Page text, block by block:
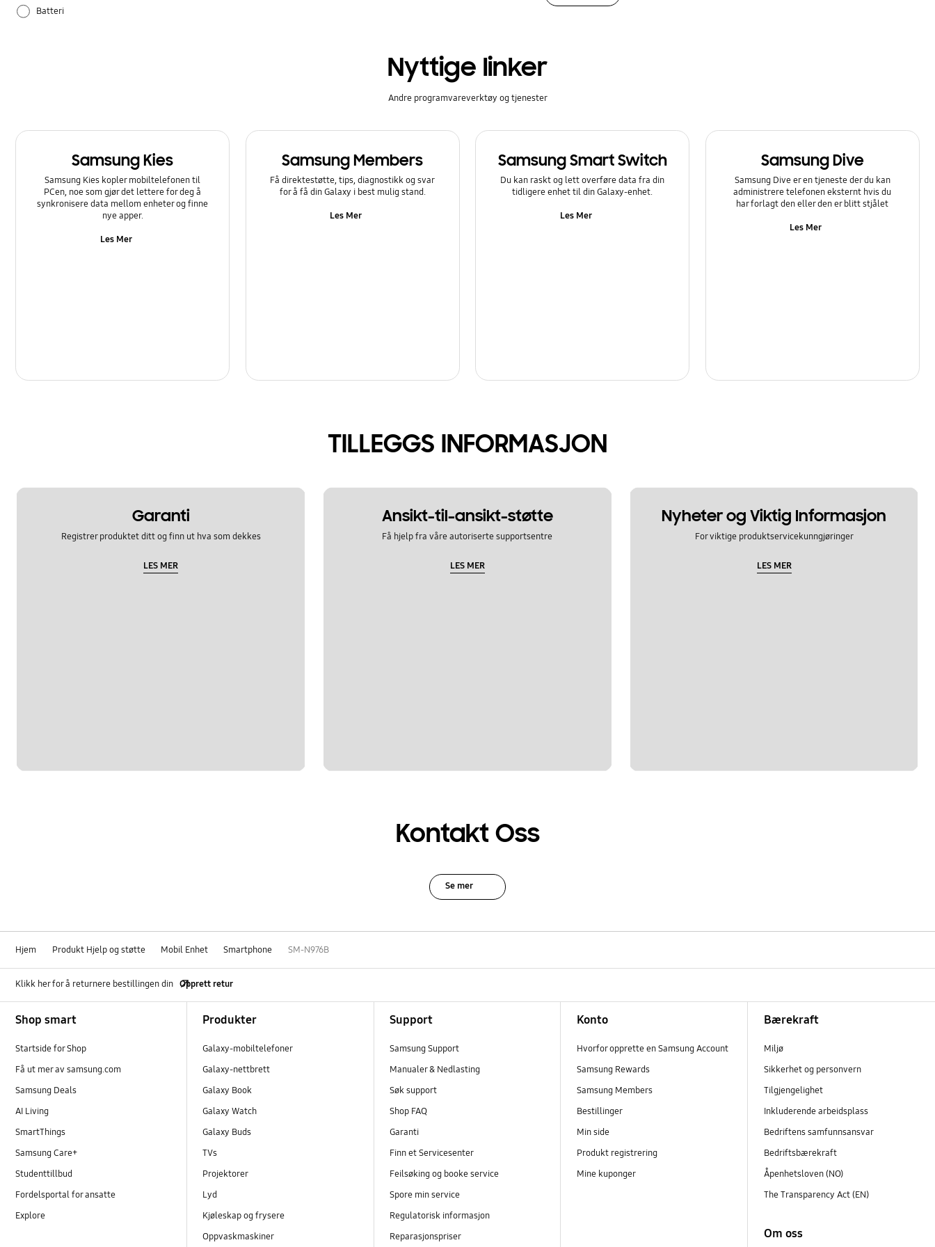
Batteri
Kamera
Kies/Smart Switch PC
Lyd
Programvareoppgradering
Nyttige linker
Andre programvareverktøy og tjenester
Samsung Kies
Samsung Kies kopler mobiltelefonen til
PCen, noe som gjør det lettere for deg å
synkronisere data mellom enheter og finne
nye apper.
Les Mer
Samsung Members
Få direktestøtte, tips, diagnostikk og svar
for å få din Galaxy i best mulig stand.
Les Mer
Samsung Smart Switch
Du kan raskt og lett overføre data fra din
tidligere enhet til din Galaxy-enhet.
Les Mer
Samsung Dive
Samsung Dive er en tjeneste der du kan
administrere telefonen eksternt hvis du
har forlagt den eller den er blitt stjålet
Les Mer
TILLEGGS INFORMASJON
Garanti
Registrer produktet ditt og finn ut hva som dekkes
LES MER
Ansikt-til-ansikt-støtte
Få hjelp fra våre autoriserte supportsentre
LES MER
Nyheter og Viktig Informasjon
For viktige produktservicekunngjøringer
LES MER
Kontakt Oss
Se mer
Hjem Produkt Hjelp og støtte Mobil Enhet Smartphone SM-N976B
Klikk her for å returnere bestillingen din Opprett retur
Shop smart
Startside for Shop
Få ut mer av samsung.com
Samsung Deals
AI Living
SmartThings
Samsung Care+
Studenttillbud
Fordelsportal for ansatte
Explore
Produkter
Galaxy-mobiltelefoner
Galaxy-nettbrett
Galaxy Book
Galaxy Watch
Galaxy Buds
TVs
Projektorer
Lyd
Kjøleskap og frysere
Oppvaskmaskiner
Support
Samsung Support
Manualer & Nedlasting
Søk support
Shop FAQ
Garanti
Finn et Servicesenter
Feilsøking og booke service
Spore min service
Regulatorisk informasjon
Reparasjonspriser
Konto
Hvorfor opprette en Samsung Account
Samsung Rewards
Samsung Members
Bestillinger
Min side
Produkt registrering
Mine kuponger
Bærekraft
Miljø
Sikkerhet og personvern
Tilgjengelighet
Inkluderende arbeidsplass
Bedriftens samfunnsansvar
Bedriftsbærekraft
Åpenhetsloven (NO)
The Transparency Act (EN)
Om oss